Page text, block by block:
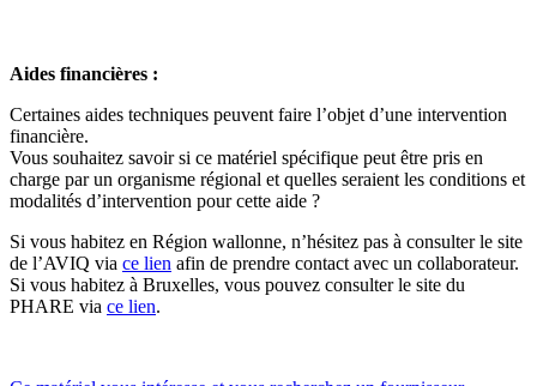
Aides financières :
Certaines aides techniques peuvent faire l’objet d’une intervention
financière.
Vous souhaitez savoir si ce matériel spécifique peut être pris en
charge par un organisme régional et quelles seraient les conditions et
modalités d’intervention pour cette aide ?
Si vous habitez en Région wallonne, n’hésitez pas à consulter le site
de l’AVIQ via ce lien afin de prendre contact avec un collaborateur.
Si vous habitez à Bruxelles, vous pouvez consulter le site du
PHARE via ce lien.